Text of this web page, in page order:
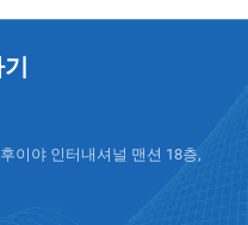
이야 인터내셔널 맨션 18층,